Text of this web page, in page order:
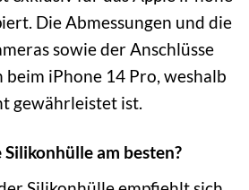
Die Abmessungen und die
sowie der Anschlüsse
beim iPhone 14 Pro, weshalb
gewährleistet ist.
am besten?